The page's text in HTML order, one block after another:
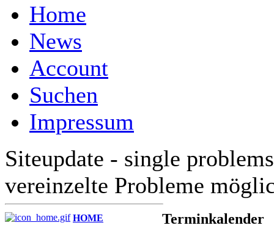
Home
News
Account
Suchen
Impressum
Siteupdate - single
vereinzelte Probleme
HOME Terminkalender